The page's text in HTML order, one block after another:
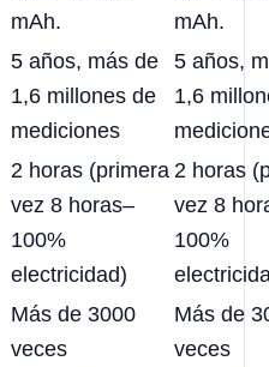
mAh.
mAh.
5 años, más de
1,6 millones de
mediciones
5 años,
1,6
2 horas (primera
vez 8 horas–
100%
electricidad)
2 horas
vez 8
100%
Más de 3000
veces
Más de
veces